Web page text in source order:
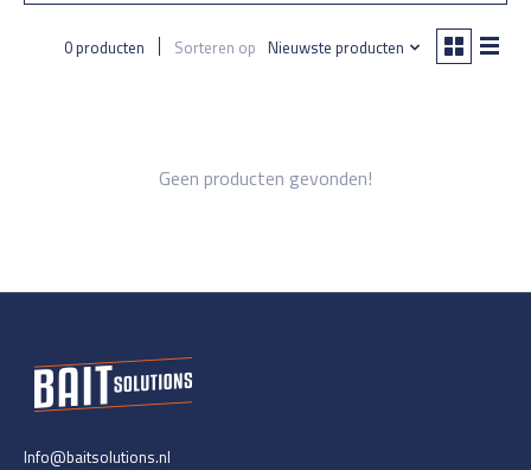
0 producten Sorteren op Nieuwste producten
Geen producten gevonden!
Info@baitsolutions.nl